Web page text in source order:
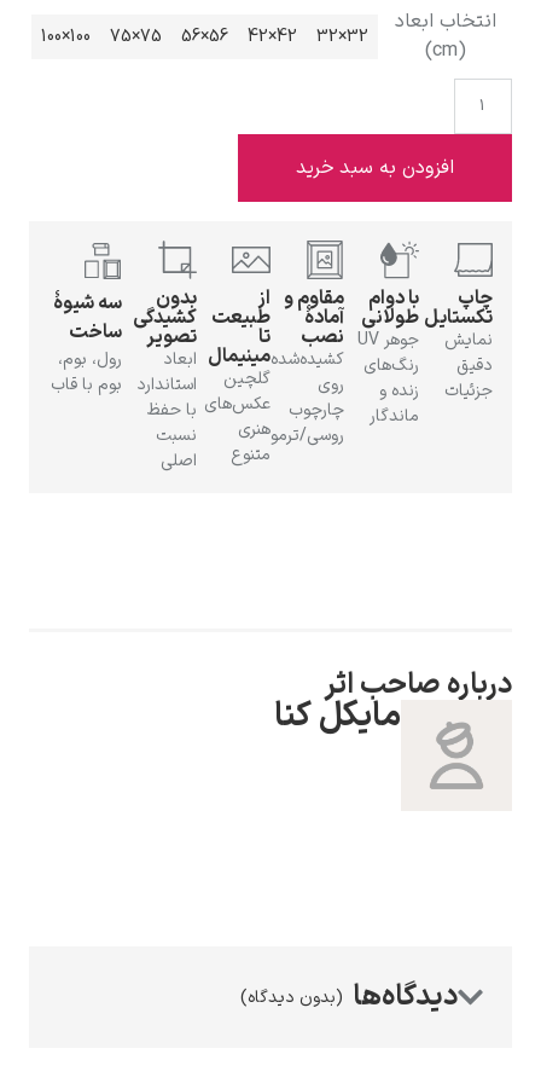
ادوارد هاپر
ادگار دگا
رامبرانت
انتخاب ابعاد
(cm)
32×32
42×42
56×56
75×75
100×100
افزودن به سبد خرید
چاپ
تکستایل
نمایش
دقیق
جزئیات
با دوام
طولانی
جوهر UV
رنگ‌های
زنده و
ماندگار
مقاوم و
آمادهٔ
نصب
کشیده‌شده
روی
چارچوب
روسی/ترمو
از
طبیعت
تا
مینیمال
گلچین
عکس‌های
هنری
متنوع
بدون
کشیدگی
تصویر
ابعاد
استاندارد
با حفظ
نسبت
اصلی
سه شیوهٔ
ساخت
رول، بوم،
بوم با قاب
درباره صاحب اثر
مایکل کنا
(بدون دیدگاه)